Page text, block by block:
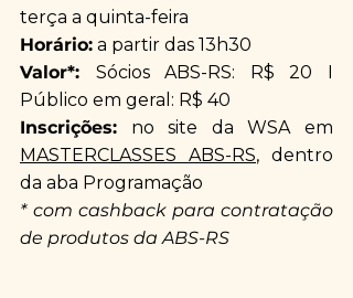
terça a quinta-feira
Horário: a partir das 13h30
Valor*: Sócios ABS-RS: R$ 20 I
Público em geral: R$ 40
Inscrições:
MASTERCLASSES ABS-RS, dentro
da aba Programação
* com cashback para contratação
de produtos da ABS-RS